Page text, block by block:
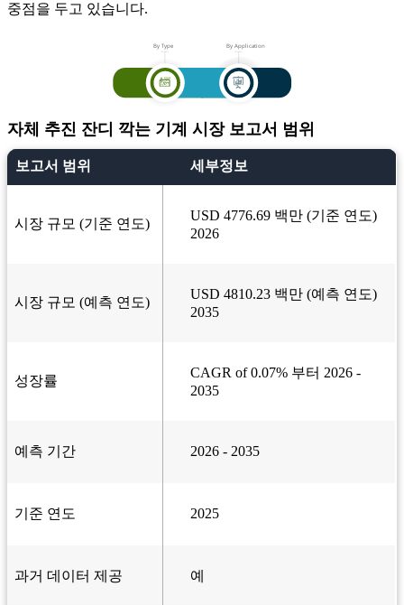
중점을 두고 있습니다.
자체 추진 잔디 깍는 기계 시장 보고서 범위
보고서 범위 세부정보
시장 규모 (기준 연도)
USD 4776.69 백만 (기준 연도)
2026
시장 규모 (예측 연도)
USD 4810.23 백만 (예측 연도)
2035
성장률
CAGR of 0.07% 부터 2026 -
2035
예측 기간 2026 - 2035
기준 연도 2025
과거 데이터 제공 예